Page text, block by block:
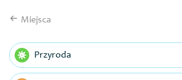
Miejsca
Przyroda